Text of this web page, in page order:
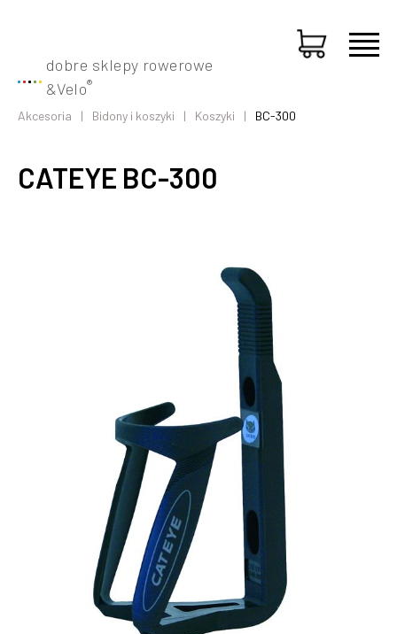
dobre sklepy rowerowe
&Velo®
Akcesoria Bidony i koszyki Koszyki BC-300
CATEYE BC-300